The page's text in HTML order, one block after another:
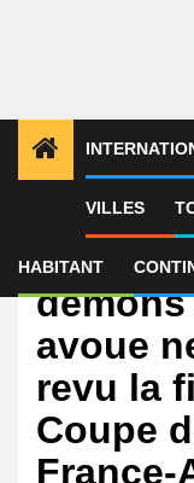
VILLES
HABITANT
International
« Ça
avoue
revu la
Coupe
France-